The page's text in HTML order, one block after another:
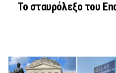
Το σταυρόλεξο του